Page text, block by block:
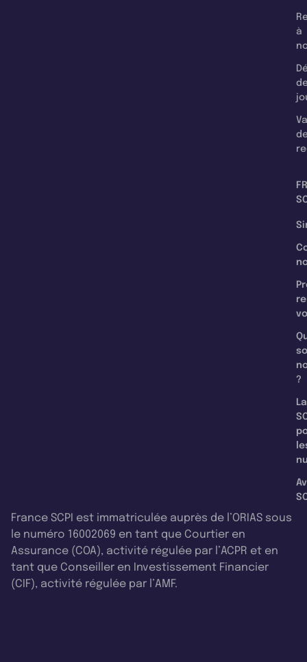
à
?
La
France SCPI est immatriculée auprès de l’ORIAS sous
le numéro 16002069 en tant que Courtier en
Assurance (COA), activité régulée par l’ACPR et en
tant que Conseiller en Investissement Financier
(CIF), activité régulée par l’AMF.